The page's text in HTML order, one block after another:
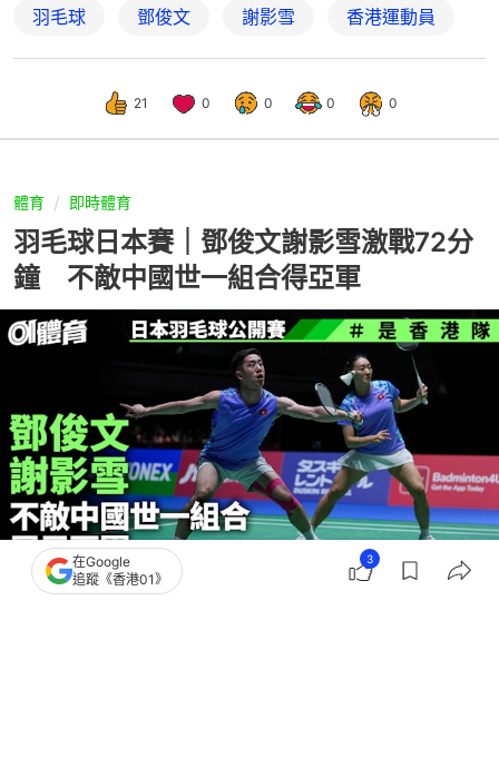
羽毛球 鄧俊文 謝影雪 香港運動員
21 0 0 0 0
體育 即時體育
羽毛球日本賽｜鄧俊文謝影雪激戰72分
鐘 不敵中國世一組合得亞軍
撰文：陳智深
在Google
追蹤《香港01》
3